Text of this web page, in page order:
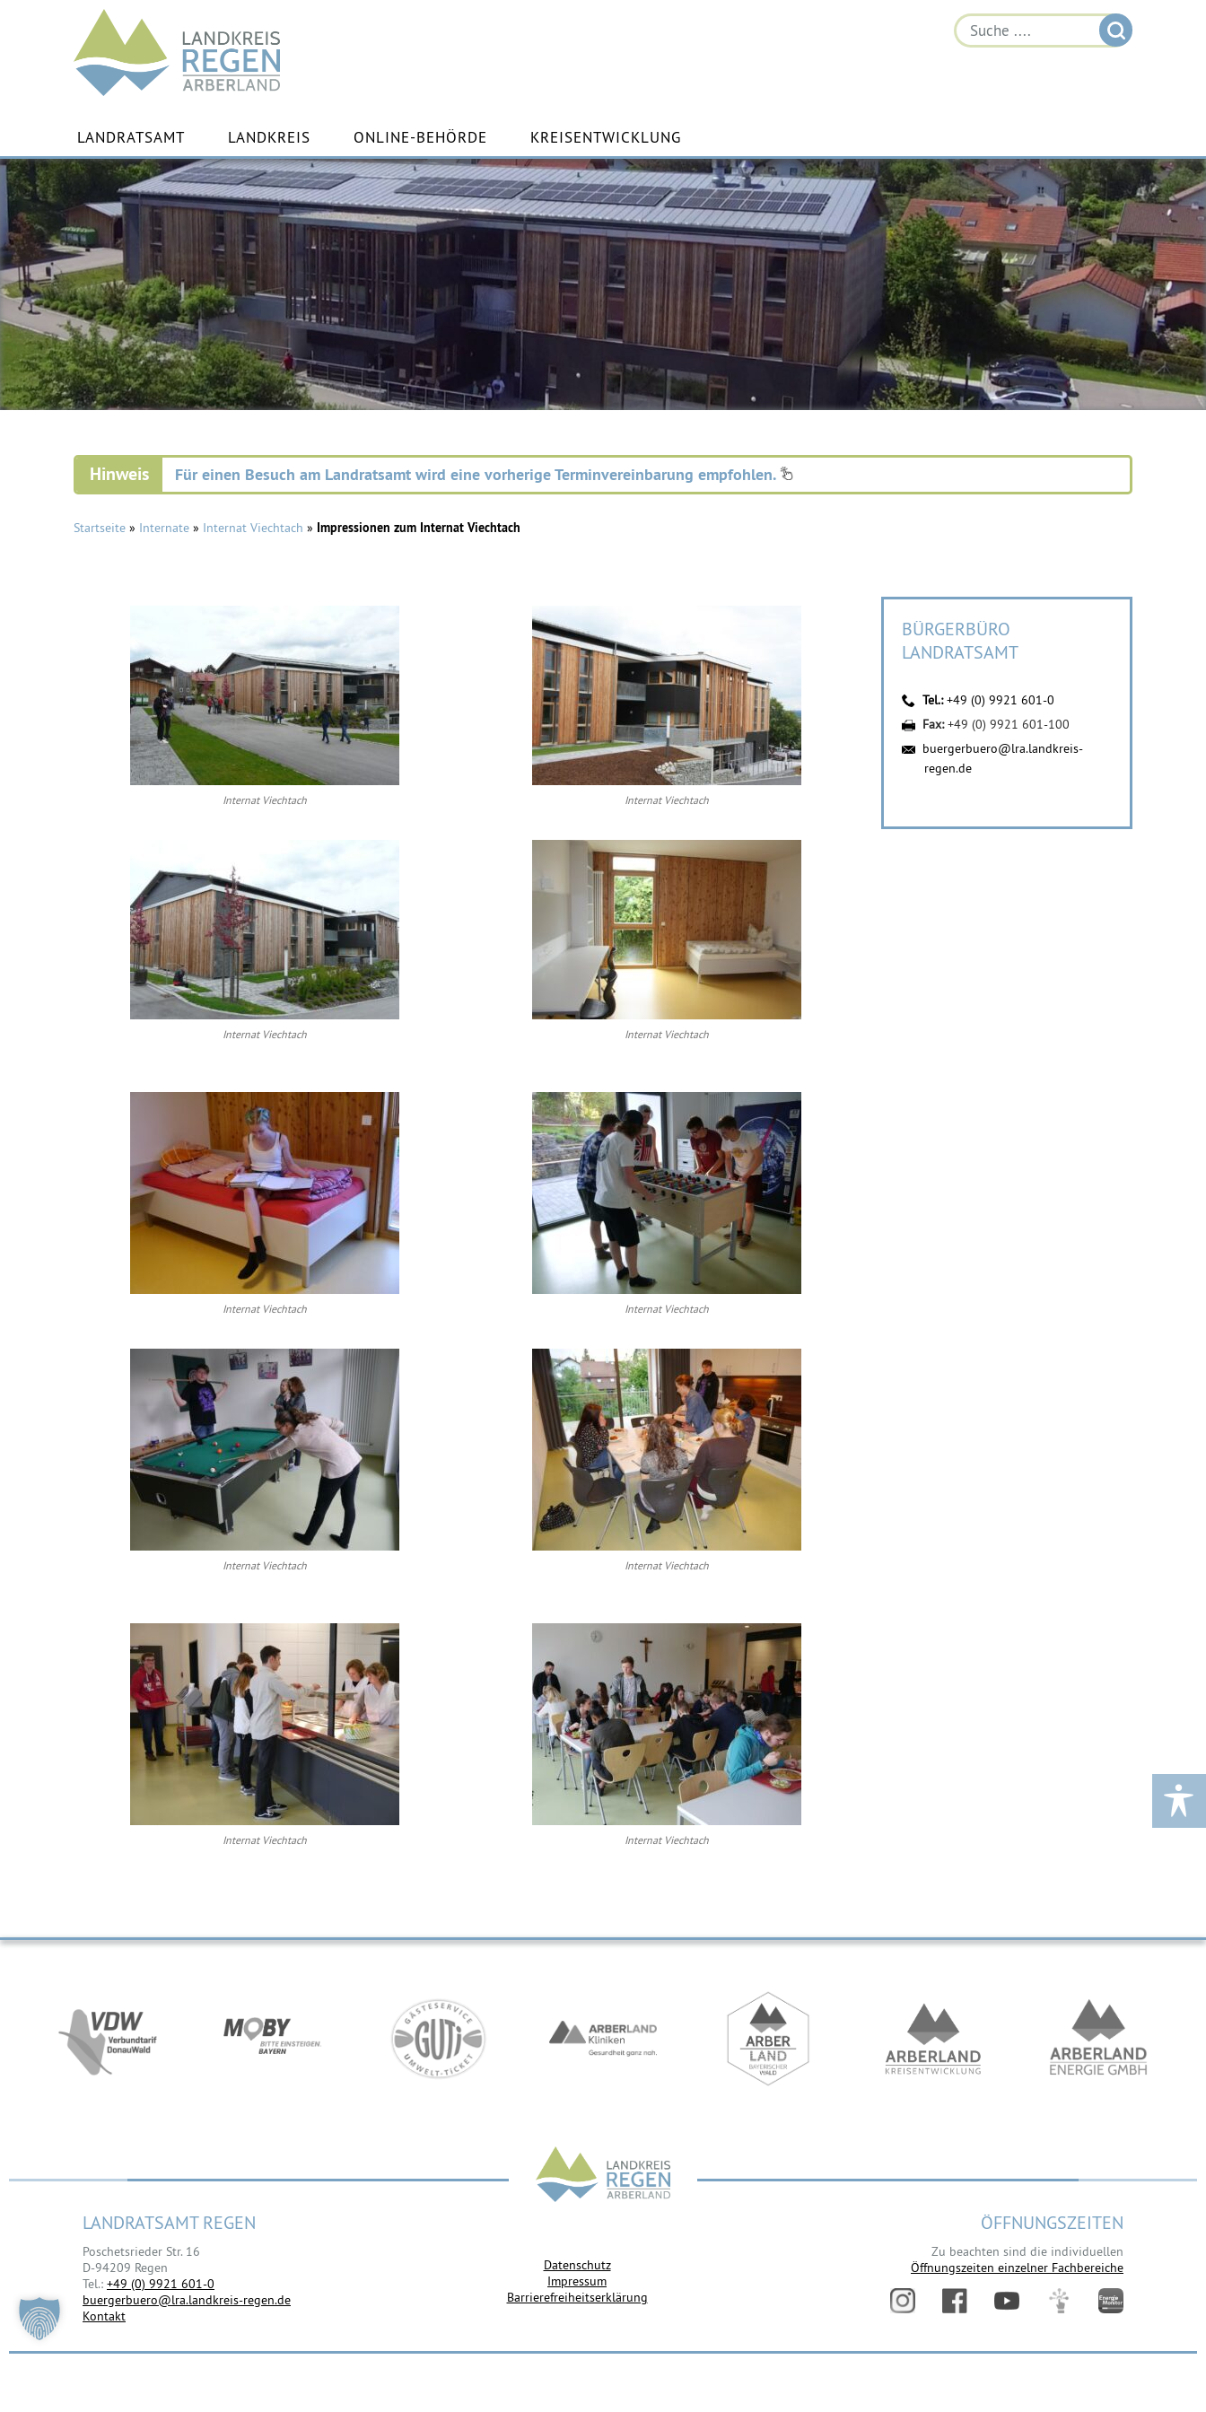
Landkreis
Regen
Inhalt
springen
LANDRATSAMT LANDKREIS ONLINE-BEHÖRDE KREISENTWICKLUNG
Für einen Besuch am Landratsamt wird eine vorherige Terminvereinbarung empfohlen.
Startseite » Internate » Internat Viechtach » Impressionen zum Internat Viechtach
Internat Viechtach Internat Viechtach
Internat Viechtach Internat Viechtach
Internat Viechtach Internat Viechtach
Internat Viechtach Internat Viechtach
Internat Viechtach Internat Viechtach
BÜRGERBÜRO
LANDRATSAMT
Tel.:+49 (0) 9921 601-0
Fax:+49 (0) 9921 601-100
buergerbuero@lra.landkreis-
regen.de
LANDRATSAMT REGEN
Poschetsrieder Str. 16
D-94209 Regen
Tel.: +49 (0) 9921 601-0
buergerbuero@lra.landkreis-regen.de
Kontakt
Datenschutz
Impressum
Barrierefreiheitserklärung
ÖFFNUNGSZEITEN
Zu beachten sind die individuellen
Öffnungszeiten einzelner Fachbereiche